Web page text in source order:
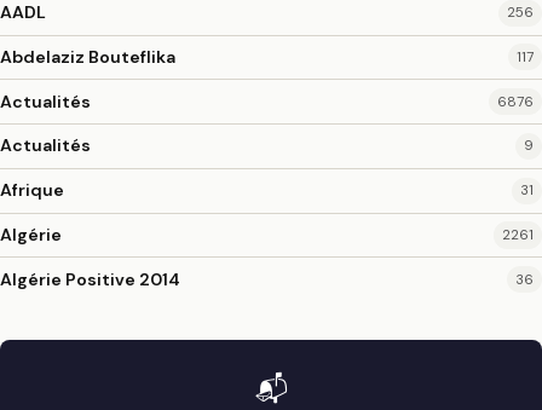
AADL 256
Abdelaziz Bouteflika 117
Actualités 6876
Actualités 9
Afrique 31
Algérie 2261
Algérie Positive 2014 36
📬